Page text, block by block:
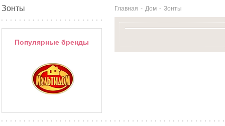
Зонты
Популярные бренды
Главная - Дом - Зонты